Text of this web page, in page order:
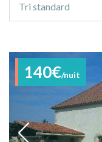
tri
Tri standard
140€/nuit